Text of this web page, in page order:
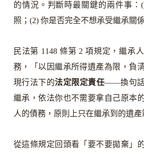
的情況。判斷時最關鍵的兩件事：
照；(2) 你是否完全不想承受繼承關
民法第 1148 條第 2 項規定，繼承
務，「以因繼承所得遺產為限，負
現行法下的法定限定責任——換句話
繼承，依法你也不需要拿自己原本
人的債務，原則上只在繼承到的遺產
從這條規定回頭看「要不要拋棄」